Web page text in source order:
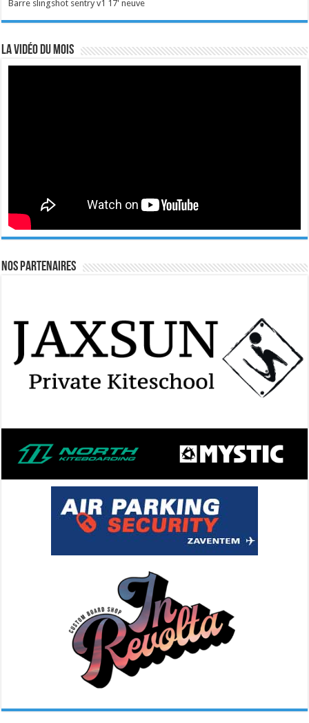
Barre slingshot sentry v1 17' neuve
La vidéo du mois
Nos Partenaires